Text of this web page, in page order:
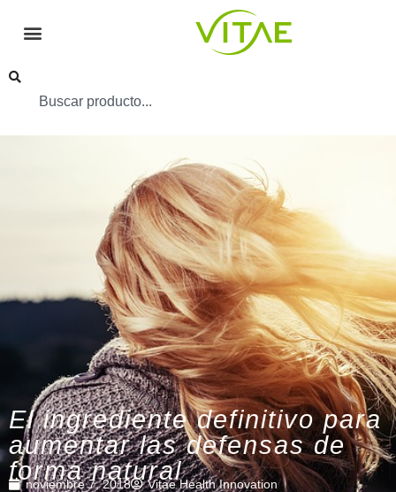
El ingrediente definitivo para
aumentar las defensas de
forma natural
noviembre 7, 2018
Vitae Health Innovation